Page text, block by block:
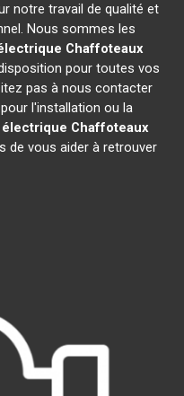
notre travail de qualité et
Nous sommes les
Chaffoteaux
pour toutes vos
pas à nous contacter
l'installation ou la
Chaffoteaux
de vous aider à retrouver